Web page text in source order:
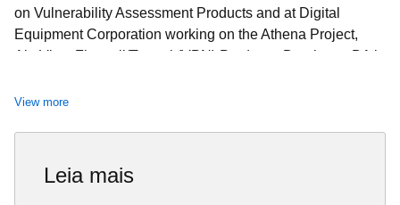
on Vulnerability Assessment Products and at Digital
Equipment Corporation working on the Athena Project,
AltaVista Firewall/Tunnel (VPN) Products. Dan has a BA in
in Computer Science from Worcester Polytechnic Institute.
View more
Leia mais